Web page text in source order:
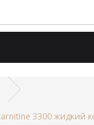
3300 жидкий